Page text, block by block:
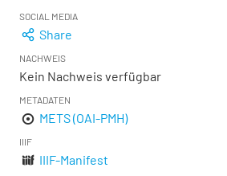
SOCIAL MEDIA
Share
NACHWEIS
Kein Nachweis verfügbar
METADATEN
METS (OAI-PMH)
IIIF
IIIF-Manifest